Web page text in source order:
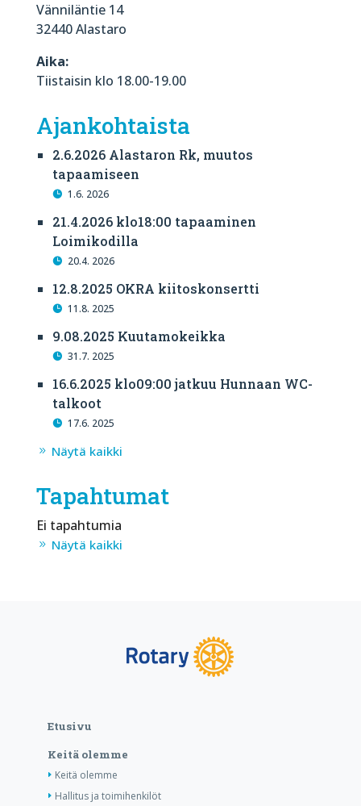
Vänniläntie 14
32440 Alastaro
Aika:
Tiistaisin klo 18.00-19.00
Ajankohtaista
2.6.2026 Alastaron Rk, muutos
tapaamiseen
1.6. 2026
21.4.2026 klo18:00 tapaaminen
Loimikodilla
20.4. 2026
12.8.2025 OKRA kiitoskonsertti
11.8. 2025
9.08.2025 Kuutamokeikka
31.7. 2025
16.6.2025 klo09:00 jatkuu Hunnaan WC-
talkoot
17.6. 2025
Näytä kaikki
Tapahtumat
Ei tapahtumia
Näytä kaikki
Etusivu
Keitä olemme
Keitä olemme
Hallitus ja toimihenkilöt